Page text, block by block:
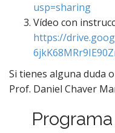
usp=sharing
Vídeo con
https://
Si tienes alguna duda
Prof. Daniel Chaver